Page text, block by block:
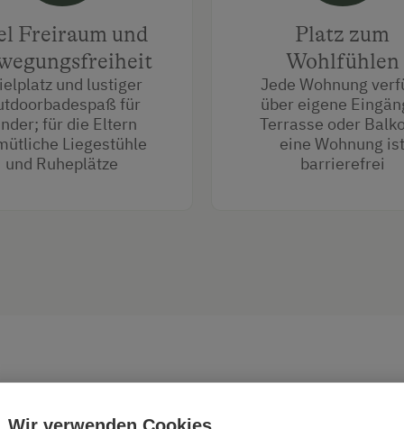
Freiraum und
und lustiger
für
für die Eltern
Liegestühle
und Ruheplätze
Platz zum
Wohlfühlen
Jede Wohnung
über eigene
Terrasse oder
eine Wohnung ist
barrierefrei
Wir verwenden Cookies